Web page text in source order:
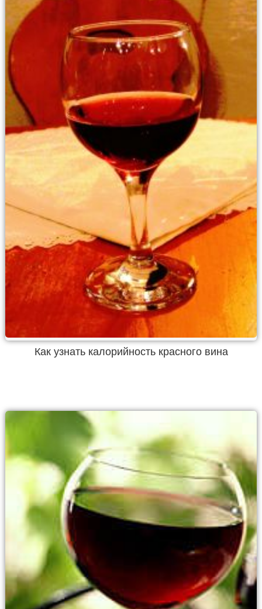
Как узнать калорийность красного вина